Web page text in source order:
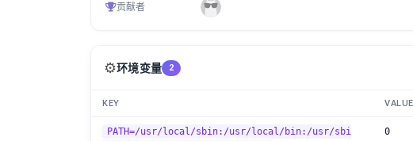
贡献者
⚙️环境变量 2
KEY VALUE
PATH=/usr/local/sbin:/usr/local/bin:/usr/sbi
0